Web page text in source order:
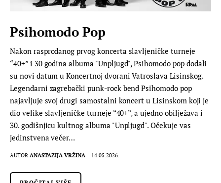
Psihomodo Pop
Nakon rasprodanog prvog koncerta slavljeničke turneje
“40+” i 30 godina albuma "Unpljugd", Psihomodo pop dodali
su novi datum u Koncertnoj dvorani Vatroslava Lisinskog.
Legendarni zagrebački punk-rock bend Psihomodo pop
najavljuje svoj drugi samostalni koncert u Lisinskom koji je
dio velike slavljeničke turneje “40+”, a ujedno obilježava i
30. godišnjicu kultnog albuma "Unpljugd". Očekuje vas
jedinstvena večer…
AUTOR ANASTAZIJA VRŽINA 14.05.2026.